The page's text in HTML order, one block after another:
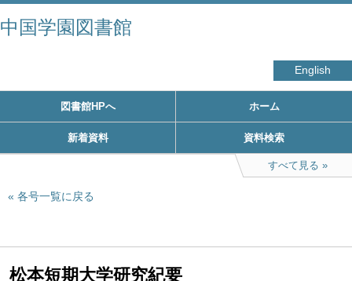
中国学園図書館
English
図書館HPへ ホーム
新着資料 資料検索
すべて見る
各号一覧に戻る
松本短期大学研究紀要